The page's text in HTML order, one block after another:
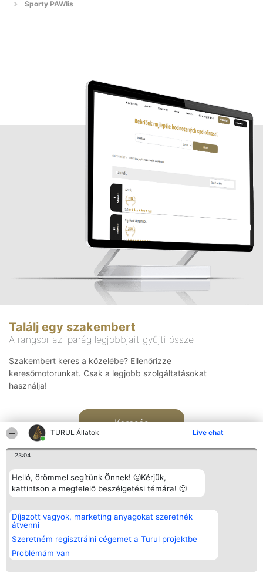
TURUL Állatok Live chat
23:04
Helló, örömmel segítünk Önnek! 🙂Kérjük,
kattintson a megfelelő beszélgetési témára! 🙂
Díjazott vagyok, marketing anyagokat szeretnék
átvenni
Szeretném regisztrálni cégemet a Turul projektbe
Problémám van
Sporty PAWlis
Találj egy szakembert
A rangsor az iparág legjobbjait gyűjti össze
Szakembert keres a közelébe? Ellenőrizze
keresőmotorunkat. Csak a legjobb szolgáltatásokat
használja!
Keresés
Rangsorszervező
SC Beautiful Company S.R.L.
Bulevardul Aleea Timișul De
Sus Nr. 2, Bl. A30, Sc. A, Et.
4, Ap. 13
Bukarest 53-238
Adószám 36737675
Népszavazás
Nyertesek
listája
Státusz
Elérhetőség
Elérhetőség